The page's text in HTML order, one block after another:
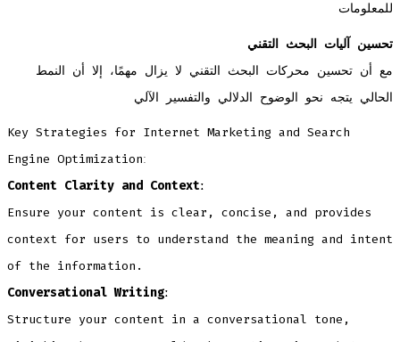
للمعلومات
تحسين آليات البحث التقني
مع أن تحسين محركات البحث التقني لا يزال مهمًا، إلا أن النمط
الحالي يتجه نحو الوضوح الدلالي والتفسير الآلي
Key Strategies for Internet Marketing and Search
Engine Optimizationː
Content Clarity and Contextː
Ensure your content is clear, concise, and provides
context for users to understand the meaning and intent
of the information.
Conversational Writingː
Structure your content in a conversational tone,